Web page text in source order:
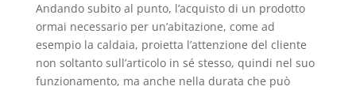
Andando subito al punto, l’acquisto di un prodotto
ormai necessario per un’abitazione, come ad
esempio la caldaia, proietta l’attenzione del cliente
non soltanto sull’articolo in sé stesso, quindi nel suo
funzionamento, ma anche nella durata che può